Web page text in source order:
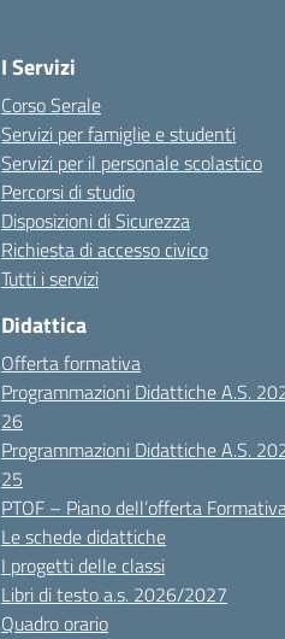
I Servizi
Corso Serale
Servizi per famiglie e studenti
Servizi per il personale scolastico
Percorsi di studio
Disposizioni di Sicurezza
Richiesta di accesso civico
Tutti i servizi
Didattica
Offerta formativa
Programmazioni Didattiche A.S.
26
Programmazioni Didattiche A.S.
25
PTOF – Piano dell’offerta
Le schede didattiche
I progetti delle classi
Libri di testo a.s. 2026/2027
Quadro orario